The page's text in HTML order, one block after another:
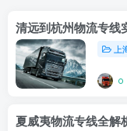
清远到杭州物流专线
上